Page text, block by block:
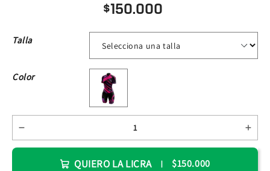
$150.000
Talla
Color Negro / Morado / Rosado
QUIERO LA LICRA $150.000